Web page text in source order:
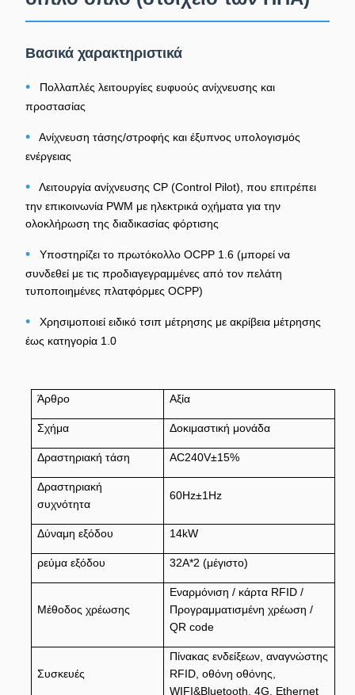
Βασικά χαρακτηριστικά
•
Πολλαπλές λειτουργίες ευφυούς ανίχνευσης και
προστασίας
•
Ανίχνευση τάσης/στροφής και έξυπνος υπολογισμός
ενέργειας
•
Λειτουργία ανίχνευσης CP (Control Pilot), που επιτρέπει
την επικοινωνία PWM με ηλεκτρικά οχήματα για την
ολοκλήρωση της διαδικασίας φόρτισης
•
Υποστηρίζει το πρωτόκολλο OCPP 1.6 (μπορεί να
συνδεθεί με τις προδιαγεγραμμένες από τον πελάτη
τυποποιημένες πλατφόρμες OCPP)
•
Χρησιμοποιεί ειδικό τσιπ μέτρησης με ακρίβεια μέτρησης
έως κατηγορία 1.0
Άρθρο Αξία
Σχήμα Δοκιμαστική μονάδα
Δραστηριακή τάση AC240V±15%
Δραστηριακή
συχνότητα
60Hz±1Hz
Δύναμη εξόδου 14kW
ρεύμα εξόδου 32A*2 (μέγιστο)
Μέθοδος χρέωσης
Εναρμόνιση / κάρτα RFID /
Προγραμματισμένη χρέωση /
QR code
Συσκευές
Πίνακας ενδείξεων, αναγνώστης
RFID, οθόνη οθόνης,
WIFI&Bluetooth, 4G, Ethernet